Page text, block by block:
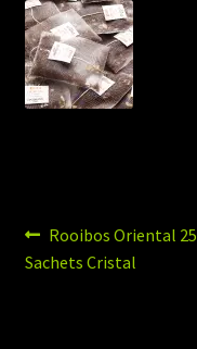
Navigation
de
Article
précédent :
Rooibos Oriental 25
Sachets Cristal